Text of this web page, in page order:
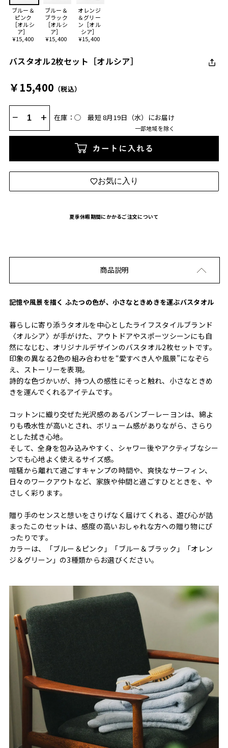
ブルー＆
ピンク
［オルシ
ア］
¥15,400
ブルー＆
ブラック
［オルシ
ア］
¥15,400
オレンジ
＆グリー
ン［オル
シア］
¥15,400
バスタオル2枚セット［オルシア］
￥15,400 （税込）
− + 在庫：◯ 最短 8月19日（水）にお届け
一部地域を除く
カートに入れる
お気に入り
夏季休暇期間にかかるご注文について
商品説明
記憶や風景を描く ふたつの色が、小さなときめきを運ぶバスタオル
暮らしに寄り添うタオルを中心としたライフスタイルブランド
〈オルシア〉が手がけた、アウトドアやスポーツシーンにも自
然になじむ、オリジナルデザインのバスタオル2枚セットです。
印象の異なる2色の組み合わせを“愛すべき人や風景”になぞら
え、ストーリーを表現。
詩的な色づかいが、持つ人の感性にそっと触れ、小さなときめ
きを運んでくれるアイテムです。
コットンに織り交ぜた光沢感のあるバンブーレーヨンは、綿よ
りも吸水性が高いとされ、ボリューム感がありながら、さらり
とした拭き心地。
そして、全身を包み込みやすく、シャワー後やアクティブなシー
ンでも心地よく使えるサイズ感。
喧騒から離れて過ごすキャンプの時間や、爽快なサーフィン、
日々のワークアウトなど、家族や仲間と過ごすひとときを、や
さしく彩ります。
贈り手のセンスと想いをさりげなく届けてくれる、遊び心が詰
まったこのセットは、感度の高いおしゃれな方への贈り物にぴ
ったりです。
カラーは、「ブルー＆ピンク」「ブルー＆ブラック」「オレン
ジ＆グリーン」の3種類からお選びください。